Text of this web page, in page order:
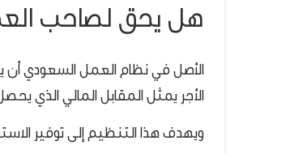
هل يحق لصاحب
الأصل في نظام العمل السعودي أن
الأجر يمثل المقابل المالي الذي
ويهدف هذا التنظيم إلى توفير